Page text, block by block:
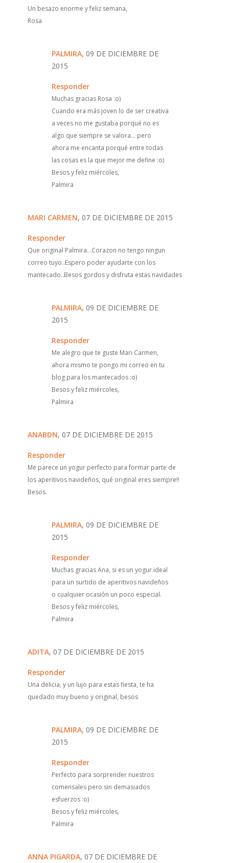
Un besazo enorme y feliz semana,
Rosa
PALMIRA, 09 DE DICIEMBRE DE
2015
Responder
Muchas gracias Rosa :o)
Cuando era más joven lo de ser creativa
a veces no me gustaba porqué no es
algo que siempre se valora... pero
ahora me encanta porqué entre todas
las cosas es la que mejor me define :o)
Besos y feliz miércoles,
Palmira
MARI CARMEN, 07 DE DICIEMBRE DE 2015
Responder
Que original Palmira...Corazon no tengo ningun
correo tuyo..Espero poder ayudarte con los
mantecado..Besos gordos y disfruta estas navidades
PALMIRA, 09 DE DICIEMBRE DE
2015
Responder
Me alegro que te guste Mari Carmen,
ahora mismo te pongo mi correo en tu
blog para los mantecados :o)
Besos y feliz miércoles,
Palmira
ANABDN, 07 DE DICIEMBRE DE 2015
Responder
Me parece un yogur perfecto para formar parte de
los aperitivos navideños, qué original eres siempre!!
Besos.
PALMIRA, 09 DE DICIEMBRE DE
2015
Responder
Muchas gracias Ana, si es un yogur ideal
para un surtido de aperitivos navideños
o cualquier ocasión un poco especial.
Besos y feliz miércoles,
Palmira
ADITA, 07 DE DICIEMBRE DE 2015
Responder
Una delicia, y un lujo para estas fiesta, te ha
quedado muy bueno y original, besos
PALMIRA, 09 DE DICIEMBRE DE
2015
Responder
Perfecto para sorprender nuestros
comensales pero sin demasiados
esfuerzos :o)
Besos y feliz miércoles,
Palmira
ANNA PIGARDA, 07 DE DICIEMBRE DE